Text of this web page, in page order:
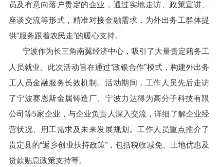
员及有意向落户贵定的企业，通过实地走访、政策宣讲、
座谈交流等形式，精准对接金融需求，为外出务工群体提
供“服务跟着农民走”的暖心支持。
宁波作为长三角南翼经济中心，吸引了大量贵定籍务工
人员就业。此次活动旨在通过“政银合作”模式，构建外出务
工人员金融服务长效机制。活动期间，工作人员先后走访
了宁波赛恩斯金属铸造厂、宁波力达得为高分子科技有限
公司等5家企业，与企业负责人深入交流，详细了解企业经
营状况、用工需求及未来发展规划。工作人员重点推介了
贵定县的“返乡创业扶持政策”，包括税收减免、土地优惠及
贷款贴息政策支持等。